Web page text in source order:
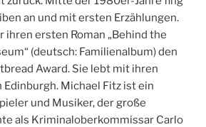
an und mit ersten Erzählungen.
ersten Roman „Behind the
(deutsch: Familienalbum) den
Award. Sie lebt mit ihren
Edinburgh. Michael Fitz ist ein
und Musiker, der große
als Kriminaloberkommissar Carlo